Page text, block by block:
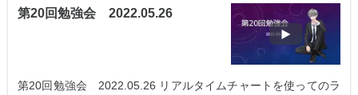
第20回勉強会 2022.05.26
第20回勉強会 2022.05.26 リアルタイムチャートを使ってのラ